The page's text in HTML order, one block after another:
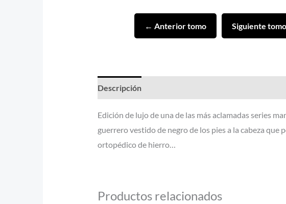
← Anterior tomo Siguiente
Descripción
Edición de lujo de una de las más aclamadas series
guerrero vestido de negro de los pies a la cabeza
ortopédico de hierro…
Productos relacionados